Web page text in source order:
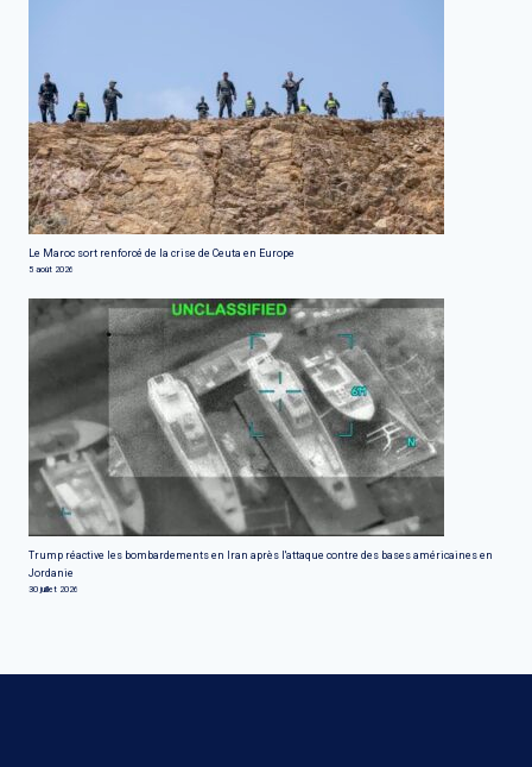
Le Maroc sort renforcé de la crise de Ceuta en Europe
5 août 2026
Trump réactive les bombardements en Iran après l'attaque contre des bases américaines en
Jordanie
30 juillet 2026